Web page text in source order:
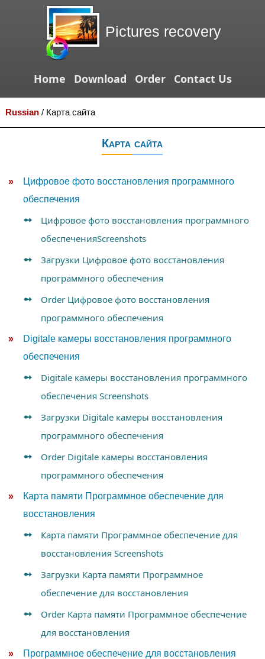
Pictures recovery
Home Download Order Contact Us
Russian/ Карта сайта
Карта сайта
Цифровое фото восстановления программного
обеспечения
Цифровое фото восстановления программного
обеспеченияScreenshots
Загрузки Цифровое фото восстановления
программного обеспечения
Order Цифровое фото восстановления
программного обеспечения
Digitale камеры восстановления программного
обеспечения
Digitale камеры восстановления программного
обеспечения Screenshots
Загрузки Digitale камеры восстановления
программного обеспечения
Order Digitale камеры восстановления
программного обеспечения
Карта памяти Программное обеспечение для
восстановления
Карта памяти Программное обеспечение для
восстановления Screenshots
Загрузки Карта памяти Программное
обеспечение для восстановления
Order Карта памяти Программное обеспечение
для восстановления
Программное обеспечение для восстановления